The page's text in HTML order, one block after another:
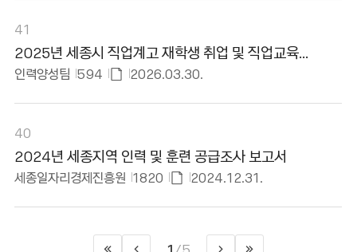
일
있
음
41
2025년 세종시 직업계고 재학생 취업 및 직업교육
조사보고서
인력양성팀 594
일
있
음
2026.03.30.
40
2024년 세종지역 인력 및 훈련 공급조사 보고서
세종일자리경제진흥원 1820
2024.12.31.